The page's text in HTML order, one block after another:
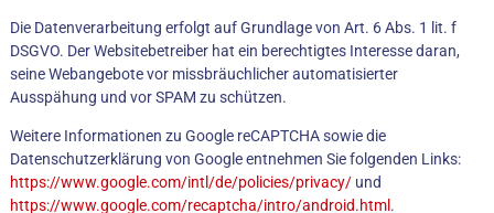
Die Datenverarbeitung erfolgt auf Grundlage von Art. 6 Abs. 1 lit. f
DSGVO. Der Websitebetreiber hat ein berechtigtes Interesse daran,
seine Webangebote vor missbräuchlicher automatisierter
Ausspähung und vor SPAM zu schützen.
Weitere Informationen zu Google reCAPTCHA sowie die
Datenschutzerklärung von Google entnehmen Sie folgenden Links:
https://www.google.com/intl/de/policies/privacy/und
https://www.google.com/recaptcha/intro/android.html.